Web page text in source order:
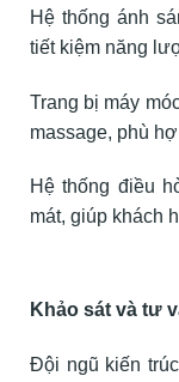
Hệ thống ánh
tiết kiệm năng
Trang bị máy
massage, phù
Hệ thống điều
mát, giúp khách
Khảo sát và tư
Đội ngũ kiến